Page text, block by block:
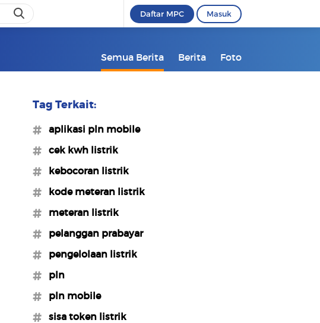
Daftar MPC Masuk
Semua Berita Berita Foto
Tag Terkait:
#aplikasi pln mobile
#cek kwh listrik
#kebocoran listrik
#kode meteran listrik
#meteran listrik
#pelanggan prabayar
#pengelolaan listrik
#pln
#pln mobile
#sisa token listrik